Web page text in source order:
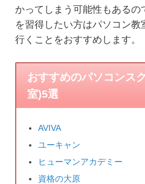
かってしまう可能性もあるの
を習得したい方はパソコン
行くことをおすすめします。
おすすめのパソコンス
室)5選
AVIVA
ユーキャン
ヒューマンアカデミー
資格の大原